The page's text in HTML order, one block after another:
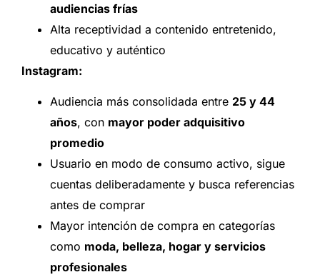
audiencias frías
Alta receptividad a contenido entretenido,
educativo y auténtico
Instagram:
Audiencia más consolidada entre 25 y 44
años, con mayor poder adquisitivo
promedio
Usuario en modo de consumo activo, sigue
cuentas deliberadamente y busca referencias
antes de comprar
Mayor intención de compra en categorías
como moda, belleza, hogar y servicios
profesionales